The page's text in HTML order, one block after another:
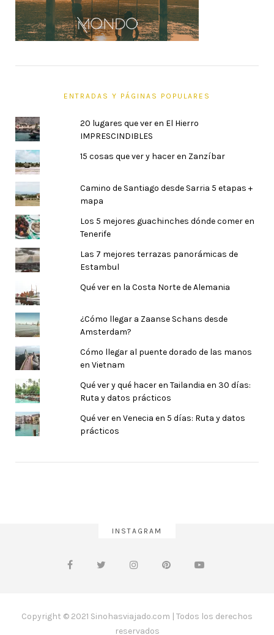
ENTRADAS Y PÁGINAS POPULARES
20 lugares que ver en El Hierro
IMPRESCINDIBLES
15 cosas que ver y hacer en Zanzíbar
Camino de Santiago desde Sarria 5 etapas +
mapa
Los 5 mejores guachinches dónde comer en
Tenerife
Las 7 mejores terrazas panorámicas de
Estambul
Qué ver en la Costa Norte de Alemania
¿Cómo llegar a Zaanse Schans desde
Amsterdam?
Cómo llegar al puente dorado de las manos
en Vietnam
Qué ver y qué hacer en Tailandia en 30 días:
Ruta y datos prácticos
Qué ver en Venecia en 5 días: Ruta y datos
prácticos
INSTAGRAM
Copyright © 2021 Sinohasviajado.com | Todos los derechos
reservados